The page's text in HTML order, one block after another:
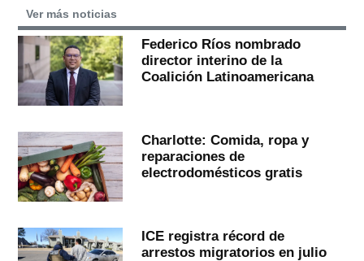
Ver más noticias
Federico Ríos nombrado
director interino de la
Coalición Latinoamericana
Charlotte: Comida, ropa y
reparaciones de
electrodomésticos gratis
ICE registra récord de
arrestos migratorios en julio